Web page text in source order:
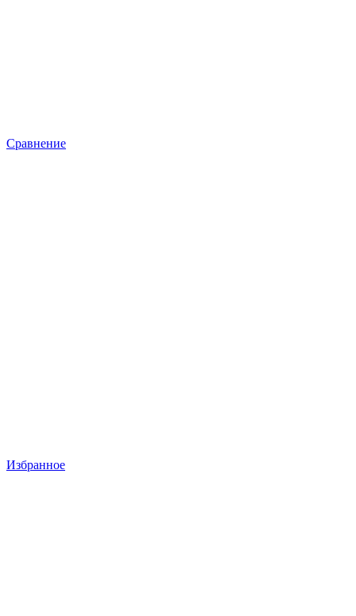
Сравнение
Избранное